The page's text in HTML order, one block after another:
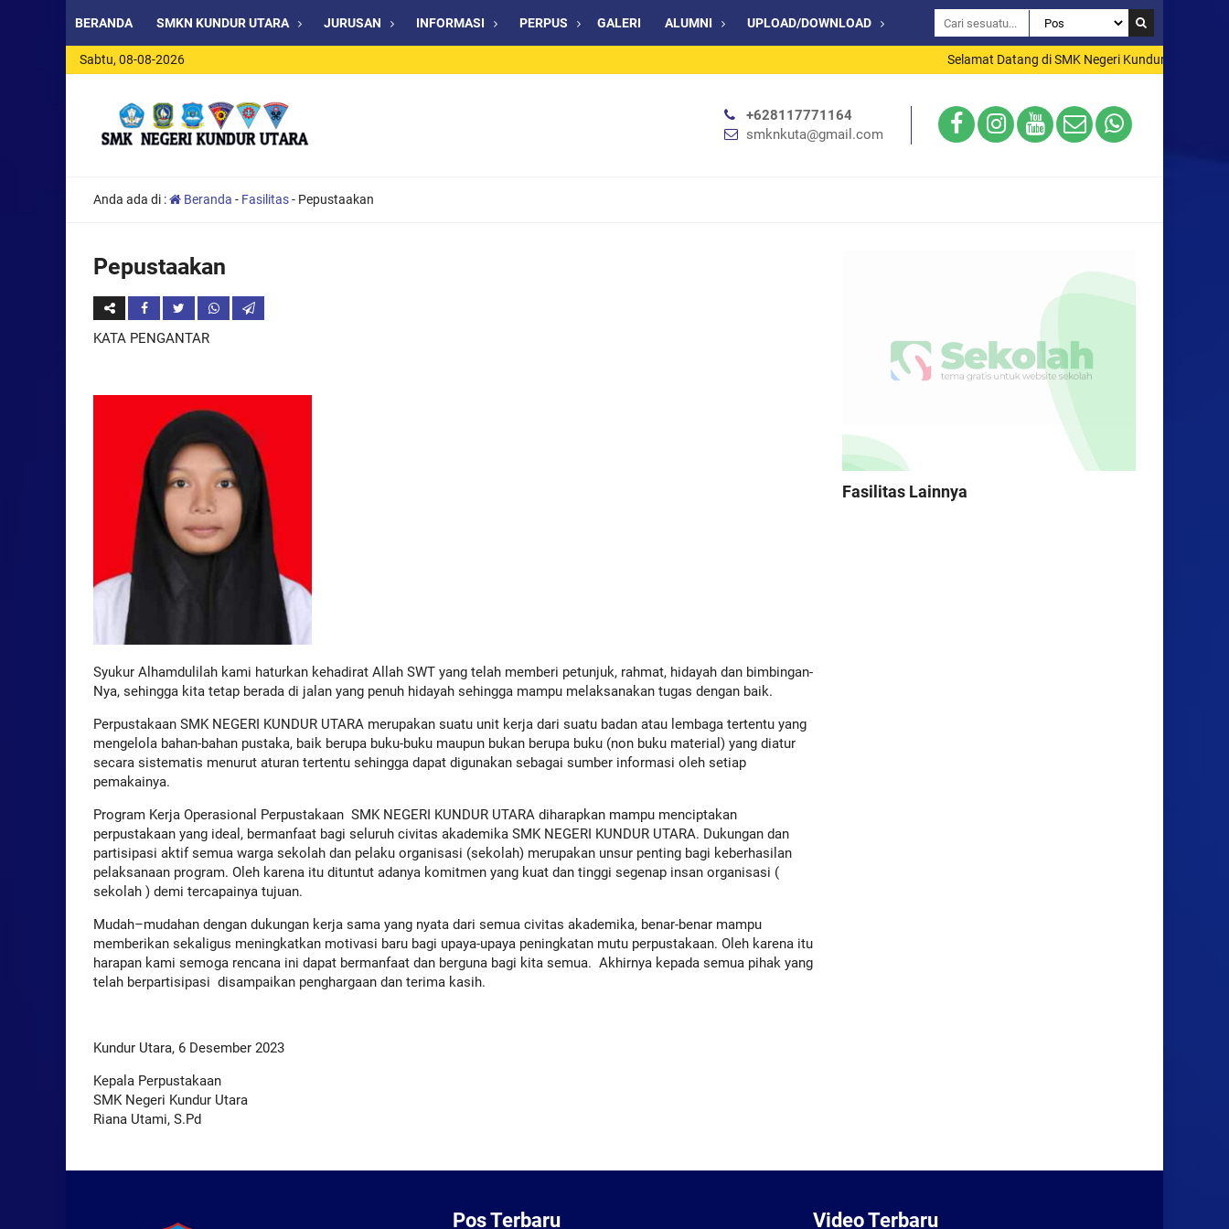
BERANDA SMKN KUNDUR UTARA JURUSAN INFORMASI PERPUS GALERI ALUMNI UPLOAD/DOWNLOAD
Sabtu, 08-08-2026 Selamat Datang di SMK Negeri Kundur Utara
+628117771164
smknkuta@gmail.com
Anda ada di : Beranda - Fasilitas- Pepustaakan
Pepustaakan
KATA PENGANTAR
Syukur Alhamdulilah kami haturkan kehadirat Allah SWT yang telah memberi petunjuk, rahmat, hidayah dan bimbingan-
Nya, sehingga kita tetap berada di jalan yang penuh hidayah sehingga mampu melaksanakan tugas dengan baik.
Perpustakaan SMK NEGERI KUNDUR UTARA merupakan suatu unit kerja dari suatu badan atau lembaga tertentu yang
mengelola bahan-bahan pustaka, baik berupa buku-buku maupun bukan berupa buku (non buku material) yang diatur
secara sistematis menurut aturan tertentu sehingga dapat digunakan sebagai sumber informasi oleh setiap
pemakainya.
Program Kerja Operasional Perpustakaan SMK NEGERI KUNDUR UTARA diharapkan mampu menciptakan
perpustakaan yang ideal, bermanfaat bagi seluruh civitas akademika SMK NEGERI KUNDUR UTARA. Dukungan dan
partisipasi aktif semua warga sekolah dan pelaku organisasi (sekolah) merupakan unsur penting bagi keberhasilan
pelaksanaan program. Oleh karena itu dituntut adanya komitmen yang kuat dan tinggi segenap insan organisasi (
sekolah ) demi tercapainya tujuan.
Mudah–mudahan dengan dukungan kerja sama yang nyata dari semua civitas akademika, benar-benar mampu
memberikan sekaligus meningkatkan motivasi baru bagi upaya-upaya peningkatan mutu perpustakaan. Oleh karena itu
harapan kami semoga rencana ini dapat bermanfaat dan berguna bagi kita semua. Akhirnya kepada semua pihak yang
telah berpartisipasi disampaikan penghargaan dan terima kasih.
Kundur Utara, 6 Desember 2023
Kepala Perpustakaan
SMK Negeri Kundur Utara
Riana Utami, S.Pd
Fasilitas Lainnya
Pos Terbaru Video Terbaru